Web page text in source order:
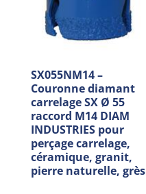
SX055NM14 –
Couronne diamant
carrelage SX Ø 55
raccord M14 DIAM
INDUSTRIES pour
perçage carrelage,
céramique, granit,
pierre naturelle, grès